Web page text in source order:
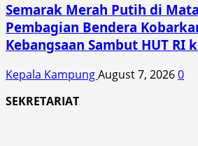
Semarak Merah Putih di
Pembagian Bendera
Kebangsaan Sambut HUT RI
Kepala KampungAugust 7, 20260
SEKRETARIAT